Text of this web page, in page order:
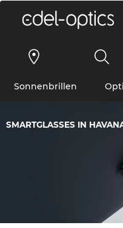
Sonnenbrillen
SMARTGLASSES IN